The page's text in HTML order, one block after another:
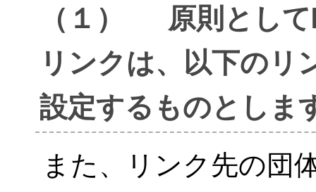
（１） 原則として
リンクは、以下のリ
設定するものとしま
また、リンク先の団